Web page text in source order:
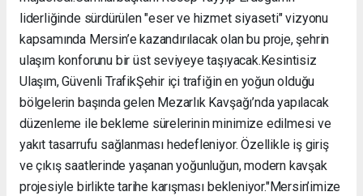
liderliğinde sürdürülen "eser ve hizmet siyaseti" vizyonu
kapsamında Mersin’e kazandırılacak olan bu proje, şehrin
ulaşım konforunu bir üst seviyeye taşıyacak. ​Kesintisiz
Ulaşım, Güvenli Trafik ​Şehir içi trafiğin en yoğun olduğu
bölgelerin başında gelen Mezarlık Kavşağı’nda yapılacak
düzenleme ile bekleme sürelerinin minimize edilmesi ve
yakıt tasarrufu sağlanması hedefleniyor. Özellikle iş giriş
ve çıkış saatlerinde yaşanan yoğunluğun, modern kavşak
projesiyle birlikte tarihe karışması bekleniyor. ​"Mersin’imize